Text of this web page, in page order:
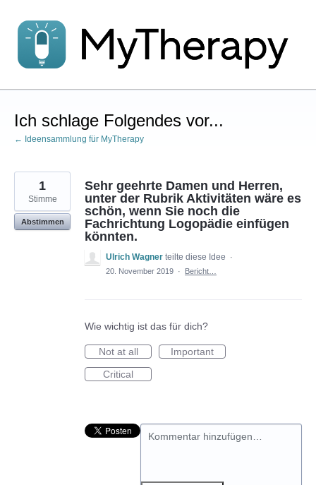
Inhalt
springen
Ich schlage Folgendes vor...
← Ideensammlung für MyTherapy
Sehr geehrte Damen und Herren,
unter der Rubrik Aktivitäten wäre es
schön, wenn Sie noch die
Fachrichtung Logopädie einfügen
könnten.
1
Stimme
Abstimmen
Ulrich Wagner teilte diese Idee
·
20. November 2019 · Bericht…
Wie wichtig ist das für dich?
Not at all
Important
Critical
Kommentar hinzufügen…